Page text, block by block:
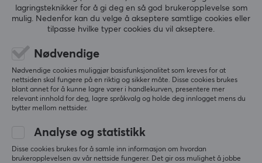
ANMELDELSER (0) SPØRSMÅL OG SVAR (0)
0.0
Basert på 0 vurderinger
4
0%
2
0%
lagringsteknikker for å gi deg en så god brukeropplevelse som
mulig. Nedenfor kan du velge å akseptere samtlige cookies eller
tilpasse hvilke typer cookies du vil akseptere.
Nødvendige
Nødvendige cookies muliggjør basisfunksjonalitet som kreves for at
nettsiden skal fungere på en riktig og sikker måte. Disse cookies brukes
blant annet for å kunne lagre varer i handlekurven, presentere mer
relevant innhold for deg, lagre språkvalg og holde deg innlogget mens du
bytter mellom nettsider.
Analyse og statistikk
Disse cookies brukes for å samle inn informasjon om hvordan
brukeropplevelsen av vår nettside fungerer. Det gir oss mulighet å jobbe